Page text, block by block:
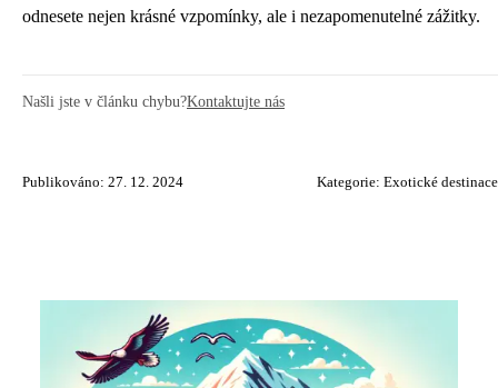
odnesete nejen krásné vzpomínky, ale i nezapomenutelné zážitky.
Našli jste v článku chybu?Kontaktujte nás
Publikováno: 27. 12. 2024 Kategorie: Exotické destinace